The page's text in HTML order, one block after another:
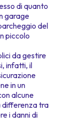
di quanto
garage
del
piccolo
da gestire
infatti, il
in un
alcune
differenza tra
i danni di